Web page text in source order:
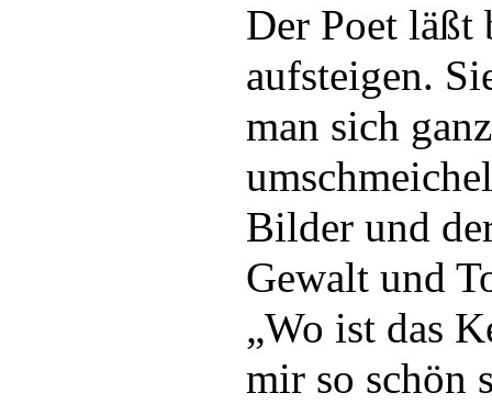
Der Poet läßt
aufsteigen.
man sich
Bilder und
Gewalt und
„Wo ist das
mir so schön